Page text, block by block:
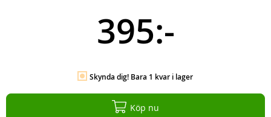
395:-
Skynda dig! Bara 1 kvar i lager
Köp nu